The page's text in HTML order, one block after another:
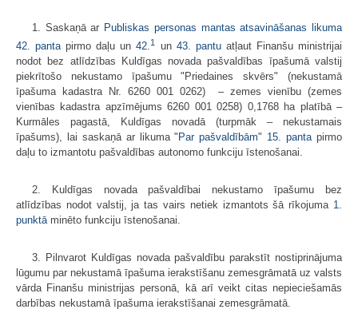
1. Saskaņā ar Publiskas personas mantas atsavināšanas likuma
42. pantapirmo daļu un42.1 un 43. pantuatļaut Finanšu ministrijai
nodot bez atlīdzības Kuldīgas novada pašvaldības īpašumā valstij
piekrītošo nekustamo īpašumu "Priedaines skvērs" (nekustamā
īpašuma kadastra Nr. 6260 001 0262) – zemes vienību (zemes
vienības kadastra apzīmējums 6260 001 0258) 0,1768 ha platībā –
Kurmāles pagastā, Kuldīgas novadā (turpmāk – nekustamais
īpašums), lai saskaņā ar likuma " Par pašvaldībām" 15. pantapirmo
daļu to izmantotu pašvaldības autonomo funkciju īstenošanai.
2. Kuldīgas novada pašvaldībai nekustamo īpašumu bez
atlīdzības nodot valstij, ja tas vairs netiek izmantots šā rīkojuma 1.
punktāminēto funkciju īstenošanai.
3. Pilnvarot Kuldīgas novada pašvaldību parakstīt nostiprinājuma
lūgumu par nekustamā īpašuma ierakstīšanu zemesgrāmatā uz valsts
vārda Finanšu ministrijas personā, kā arī veikt citas nepieciešamās
darbības nekustamā īpašuma ierakstīšanai zemesgrāmatā.